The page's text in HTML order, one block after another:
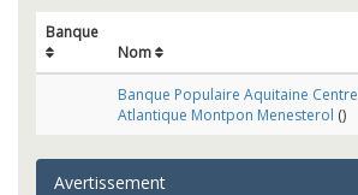
Banque
Nom
Banque Populaire Aquitaine Centre
Atlantique Montpon Menesterol ()
Avertissement